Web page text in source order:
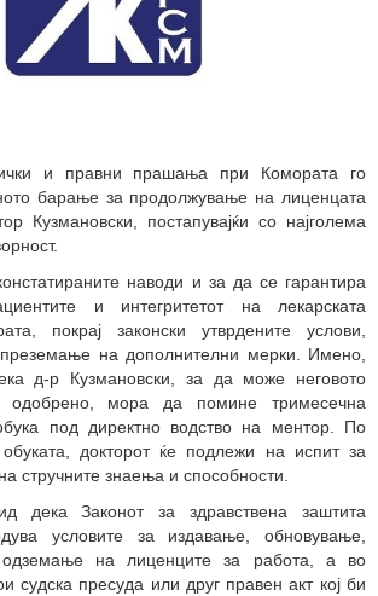
и правни прашања при Комората го
барање за продолжување на лиценцата
Кузмановски, постапувајќи со најголема
наводи и за да се гарантира
и интегритетот на лекарската
покрај законски утврдените услови,
на дополнителни мерки. Имено,
д-р Кузмановски, за да може неговото
мора да помине тримесечна
под директно водство на ментор. По
докторот ќе подлежи на испит за
стручните знаења и способности.
дека Законот за здравствена заштита
условите за издавање, обновување,
на лиценците за работа, а во
судска пресуда или друг правен акт кој би